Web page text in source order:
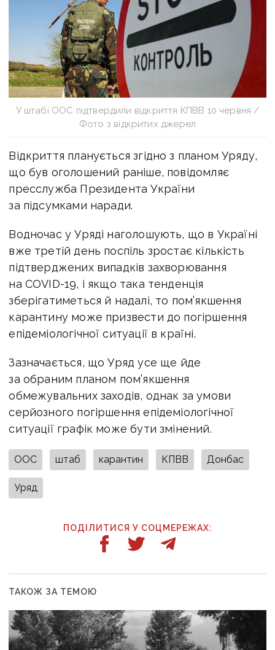
У штабі ООС підтвердили відкриття КПВВ 10 червня /
Фото з відкритих джерел
Відкриття планується згідно з планом Уряду,
що був оголошений раніше, повідомляє
пресслужба Президента України
за підсумками наради.
Водночас у Уряді наголошують, що в Україні
вже третій день поспіль зростає кількість
підтверджених випадків захворювання
на COVID-19, і якщо така тенденція
зберігатиметься й надалі, то пом’якшення
карантину може призвести до погіршення
епідеміологічної ситуації в країні.
Зазначається, що Уряд усе ще йде
за обраним планом пом’якшення
обмежувальних заходів, однак за умови
серйозного погіршення епідеміологічної
ситуації графік може бути змінений.
ООС штаб карантин КПВВ Донбас
Уряд
ПОДІЛИТИСЯ У СОЦМЕРЕЖАХ:
ТАКОЖ ЗА ТЕМОЮ